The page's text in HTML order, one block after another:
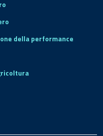
della performance